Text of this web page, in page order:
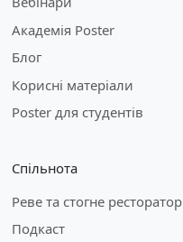
Академія Poster
Блог
Корисні матеріали
Poster для студентів
Спільнота
Реве та стогне ресторатор
Подкаст